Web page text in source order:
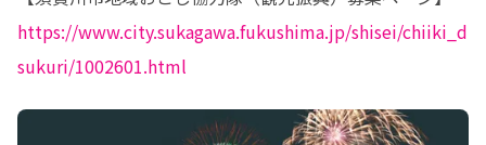
https://www.city.sukagawa.fukushima.jp/shisei/chiiki_d
sukuri/1002601.html